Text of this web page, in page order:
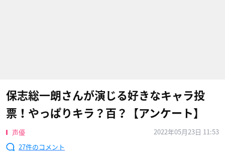
保志総一朗さんが演じる好きなキャラ投
票！やっぱりキラ？百？【アンケート】
声優
2022年05月23日 11:53
27